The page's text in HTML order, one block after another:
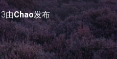
由Chao发布